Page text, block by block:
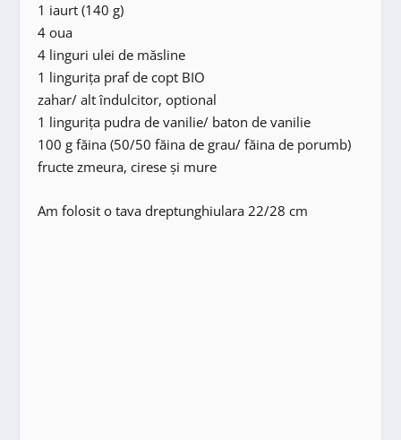
1 iaurt (140 g)
4 oua
4 linguri ulei de măsline
1 lingurița praf de copt BIO
zahar/ alt îndulcitor, optional
1 lingurița pudra de vanilie/ baton de vanilie
100 g făina (50/50 făina de grau/ făina de porumb)
fructe zmeura, cirese și mure
Am folosit o tava dreptunghiulara 22/28 cm